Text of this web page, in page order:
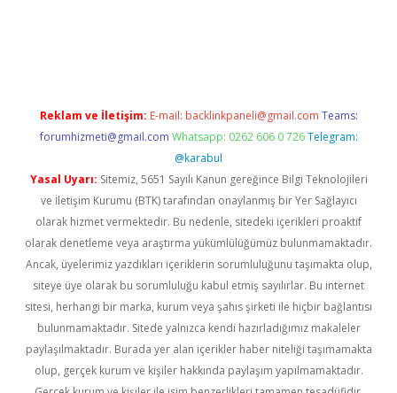
Reklam ve İletişim: E-mail: backlinkpaneli@gmail.com Teams:
forumhizmeti@gmail.com Whatsapp: 0262 606 0 726 Telegram:
@karabul
Yasal Uyarı: Sitemiz, 5651 Sayılı Kanun gereğince Bilgi Teknolojileri
ve İletişim Kurumu (BTK) tarafından onaylanmış bir Yer Sağlayıcı
olarak hizmet vermektedir. Bu nedenle, sitedeki içerikleri proaktif
olarak denetleme veya araştırma yükümlülüğümüz bulunmamaktadır.
Ancak, üyelerimiz yazdıkları içeriklerin sorumluluğunu taşımakta olup,
siteye üye olarak bu sorumluluğu kabul etmiş sayılırlar. Bu internet
sitesi, herhangi bir marka, kurum veya şahıs şirketi ile hiçbir bağlantısı
bulunmamaktadır. Sitede yalnızca kendi hazırladığımız makaleler
paylaşılmaktadır. Burada yer alan içerikler haber niteliği taşımamakta
olup, gerçek kurum ve kişiler hakkında paylaşım yapılmamaktadır.